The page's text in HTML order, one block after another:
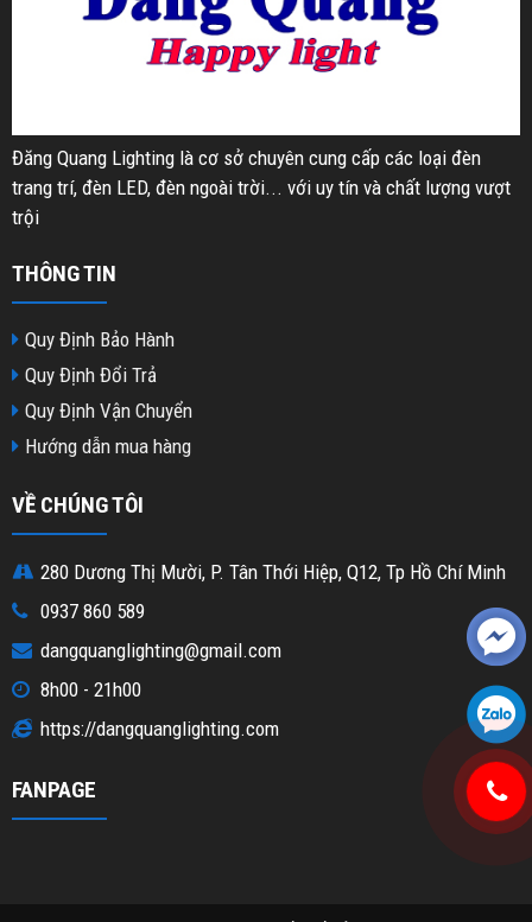
Đăng Quang Lighting là cơ sở chuyên cung cấp các loại đèn
trang trí, đèn LED, đèn ngoài trời... với uy tín và chất lượng vượt
trội
THÔNG TIN
Quy Định Bảo Hành
Quy Định Đổi Trả
Quy Định Vận Chuyển
Hướng dẫn mua hàng
VỀ CHÚNG TÔI
280 Dương Thị Mười, P. Tân Thới Hiệp, Q12, Tp Hồ Chí Minh
0937 860 589
dangquanglighting@gmail.com
8h00 - 21h00
https://dangquanglighting.com
FANPAGE